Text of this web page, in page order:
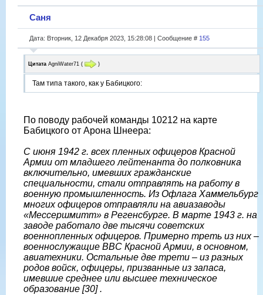
Саня
Дата: Вторник, 12 Декабря 2023, 15:28:08 | Сообщение # 155
Цитата AgniWater71 ( )
Там типа такого, как у Бабицкого:
По поводу рабочей команды 10212 на карте
Бабицкого от Арона Шнеера:
С июня 1942 г. всех пленных офицеров Красной
Армии от младшего лейтенанта до полковника
включительно, имевших гражданские
специальности, стали отправлять на работу в
военную промышленность. Из Офлага Хаммельбург
многих офицеров отправляли на авиазаводы
«Мессершмитт» в Регенсбурге. В марте 1943 г. на
заводе работало две тысячи советских
военнопленных офицеров. Примерно треть из них –
военнослужащие ВВС Красной Армии, в основном,
авиатехники. Остальные две трети – из разных
родов войск, офицеры, призванные из запаса,
имевшие среднее или высшее техническое
образование [30] .